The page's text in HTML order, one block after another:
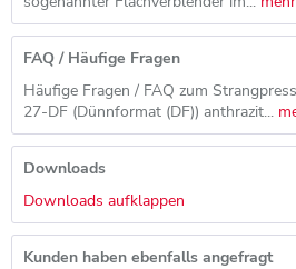
FAQ / Häufige Fragen
Häufige Fragen / FAQ zum
27-DF (Dünnformat (DF)) anthrazit...
Downloads
Downloads aufklappen
Kunden haben ebenfalls angefragt